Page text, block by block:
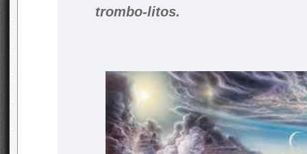
trombo-litos.